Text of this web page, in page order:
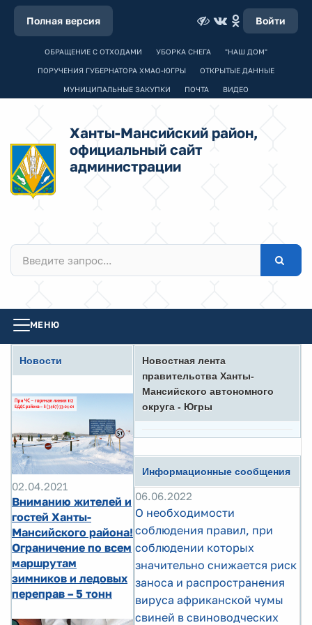
Полная версия Войти
ОБРАЩЕНИЕ С ОТХОДАМИ УБОРКА СНЕГА "НАШ ДОМ"
ПОРУЧЕНИЯ ГУБЕРНАТОРА ХМАО-ЮГРЫ ОТКРЫТЫЕ ДАННЫЕ
МУНИЦИПАЛЬНЫЕ ЗАКУПКИ ПОЧТА ВИДЕО
Ханты-Мансийский район,
официальный сайт
администрации
МЕНЮ
Новости
02.04.2021
Вниманию жителей и
гостей Ханты-
Мансийского района!
Ограничение по всем
маршрутам
зимников и ледовых
переправ – 5 тонн
Новостная лента
правительства Ханты-
Мансийского автономного
округа - Югры
Информационные сообщения
06.06.2022
О необходимости
соблюдения правил, при
соблюдении которых
значительно снижается риск
заноса и распространения
вируса африканской чумы
свиней в свиноводческих